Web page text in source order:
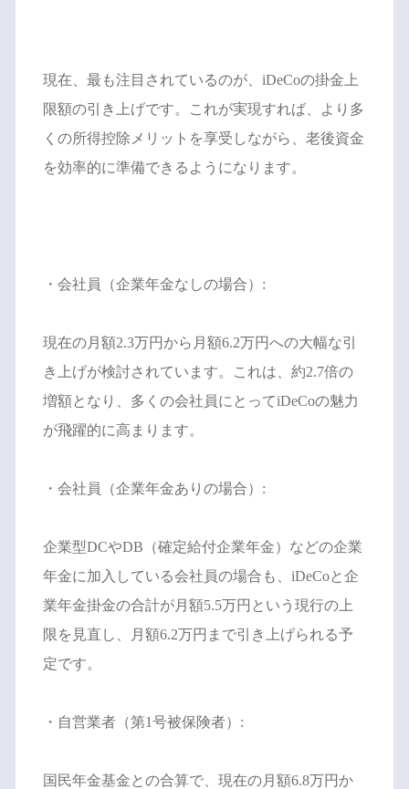
現在、最も注目されているのが、iDeCoの掛金上
限額の引き上げです。これが実現すれば、より多
くの所得控除メリットを享受しながら、老後資金
を効率的に準備できるようになります。
・会社員（企業年金なしの場合）:
現在の月額2.3万円から月額6.2万円への大幅な引
き上げが検討されています。これは、約2.7倍の
増額となり、多くの会社員にとってiDeCoの魅力
が飛躍的に高まります。
・会社員（企業年金ありの場合）:
企業型DCやDB（確定給付企業年金）などの企業
年金に加入している会社員の場合も、iDeCoと企
業年金掛金の合計が月額5.5万円という現行の上
限を見直し、月額6.2万円まで引き上げられる予
定です。
・自営業者（第1号被保険者）:
国民年金基金との合算で、現在の月額6.8万円か